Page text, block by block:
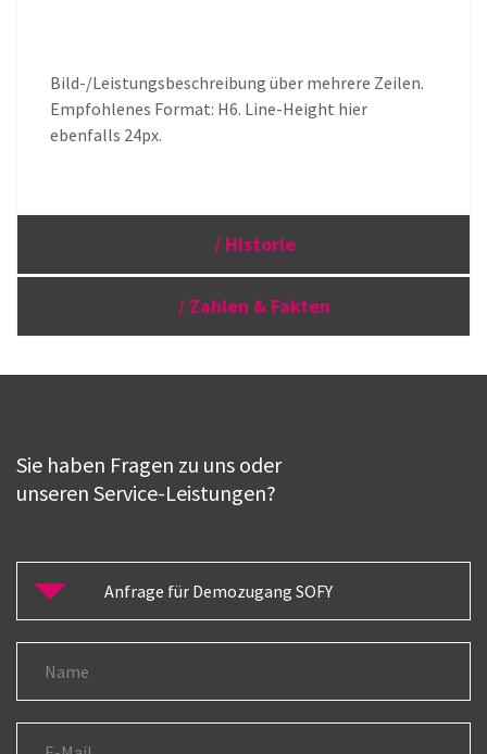
Bild-/Leistungsbeschreibung über mehrere Zeilen.
Empfohlenes Format: H6. Line-Height hier
ebenfalls 24px.
/ Historie
/ Zahlen & Fakten
Sie haben Fragen zu uns oder
unseren Service-Leistungen?